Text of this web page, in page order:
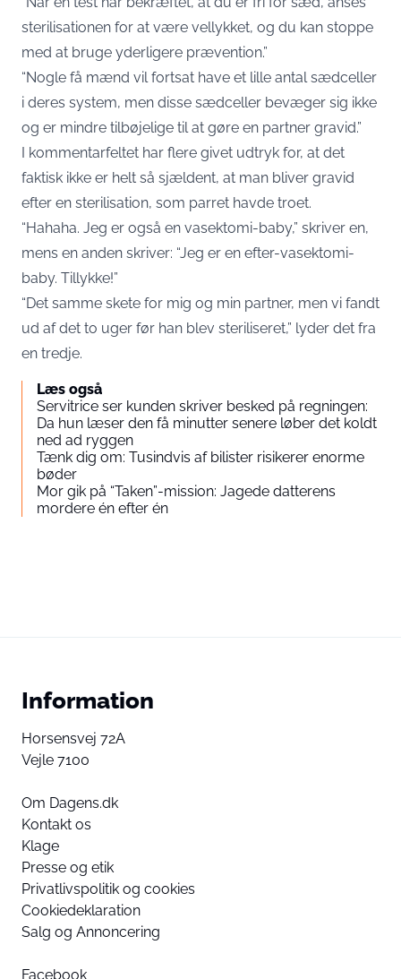
sterilisationen for at være vellykket, og du kan stoppe
med at bruge yderligere prævention.”
“Nogle få mænd vil fortsat have et lille antal sædceller
i deres system, men disse sædceller bevæger sig ikke
og er mindre tilbøjelige til at gøre en partner gravid.”
I kommentarfeltet har flere givet udtryk for, at det
faktisk ikke er helt så sjældent, at man bliver gravid
efter en sterilisation, som parret havde troet.
“Hahaha. Jeg er også en vasektomi-baby,” skriver en,
mens en anden skriver: “Jeg er en efter-vasektomi-
baby. Tillykke!”
“Det samme skete for mig og min partner, men vi fandt
ud af det to uger før han blev steriliseret,” lyder det fra
en tredje.
Læs også
Servitrice ser kunden skriver besked på regningen:
Da hun læser den få minutter senere løber det koldt
ned ad ryggen
Tænk dig om: Tusindvis af bilister risikerer enorme
bøder
Mor gik på “Taken”-mission: Jagede datterens
mordere én efter én
Information
Horsensvej 72A
Vejle 7100
Om Dagens.dk
Kontakt os
Klage
Presse og etik
Privatlivspolitik og cookies
Cookiedeklaration
Salg og Annoncering
Facebook